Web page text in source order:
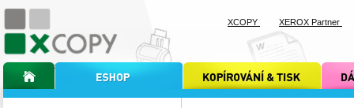
úvodní stránka xcopyinternetový obchod xcopy kopírování a tisk xcopy dárkové
XCOPY XEROX Partner